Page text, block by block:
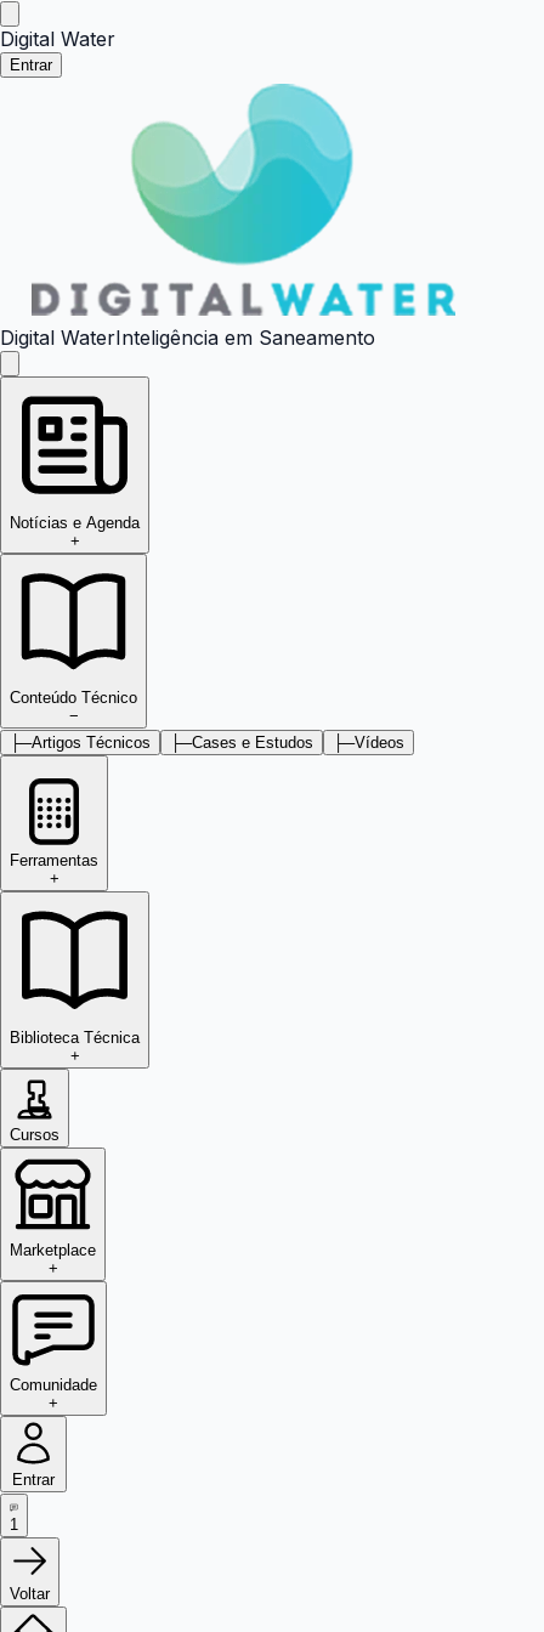
Digital Water
Entrar
Digital WaterInteligência em Saneamento
Notícias e Agenda
+
Conteúdo Técnico
−
├─Artigos Técnicos ├─Cases e Estudos ├─Vídeos
Ferramentas
+
Biblioteca Técnica
+
Cursos
Marketplace
+
Comunidade
+
Entrar
1
Voltar